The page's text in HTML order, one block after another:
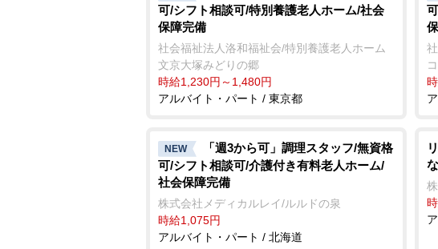
可/シフト相談可/特別養護老人ホーム/社会
保障完備
社会福祉法人洛和福祉会/特別養護老人ホーム
文京大塚みどりの郷
時給1,230円～1,480円
アルバイト・パート / 東京都
NEW
「週3から可」調理スタッフ/無資格
可/シフト相談可/介護付き有料老人ホーム/
社会保障完備
株式会社メディカルレイ/ルルドの泉
時給1,075円
アルバイト・パート / 北海道